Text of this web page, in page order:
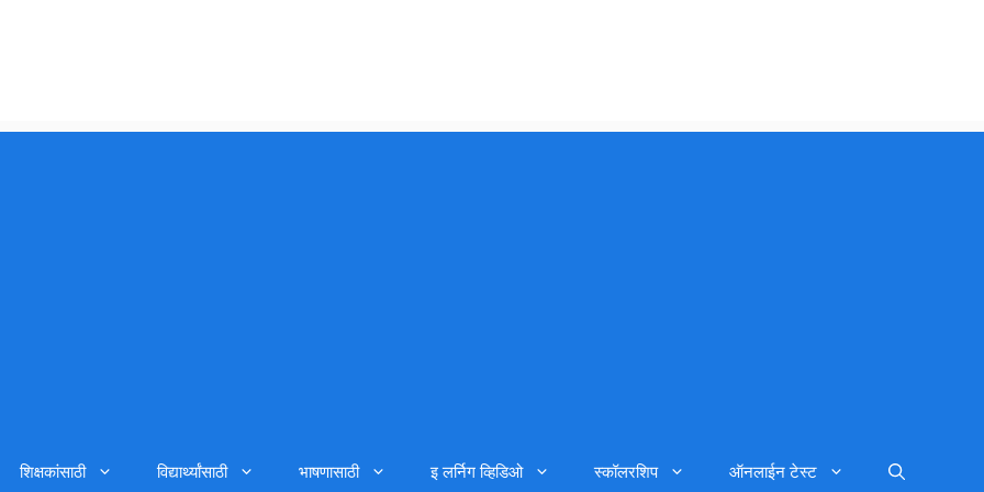
शिक्षकांसाठी विद्यार्थ्यांसाठी भाषणासाठी इ लर्निग व्हिडिओ स्कॉलरशिप ऑनलाईन टेस्ट